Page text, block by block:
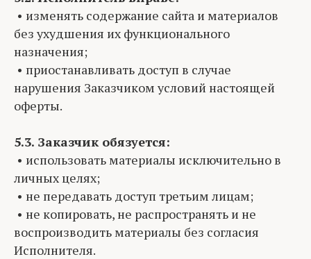
• изменять содержание сайта и материалов
без ухудшения их функционального
назначения;
• приостанавливать доступ в случае
нарушения Заказчиком условий настоящей
оферты.
5.3. Заказчик обязуется:
• использовать материалы исключительно в
личных целях;
• не передавать доступ третьим лицам;
• не копировать, не распространять и не
воспроизводить материалы без согласия
Исполнителя.